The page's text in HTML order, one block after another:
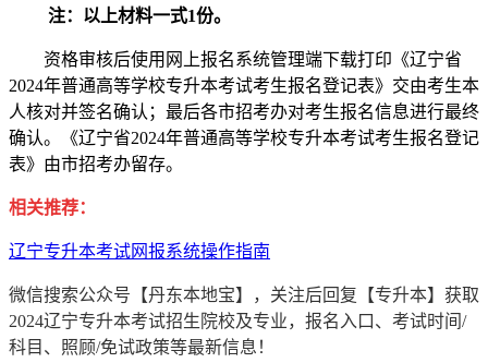
注：以上材料一式1份。
资格审核后使用网上报名系统管理端下载打印《辽宁省
2024年普通高等学校专升本考试考生报名登记表》交由考生本
人核对并签名确认；最后各市招考办对考生报名信息进行最终
确认。《辽宁省2024年普通高等学校专升本考试考生报名登记
表》由市招考办留存。
相关推荐：
辽宁专升本考试网报系统操作指南
微信搜索公众号【丹东本地宝】，关注后回复【专升本】获取
2024辽宁专升本考试招生院校及专业，报名入口、考试时间/
科目、照顾/免试政策等最新信息！